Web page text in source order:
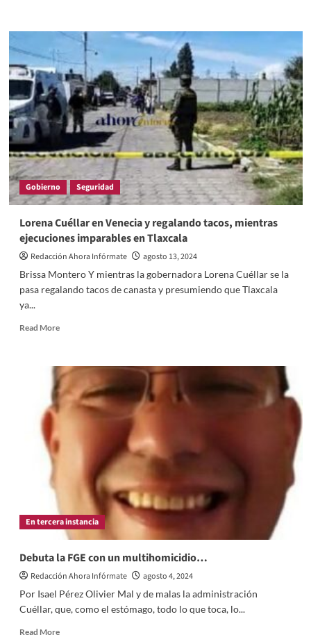
Calcinada
su
cama
fue
encontrada
mujer
en
Calpulalpan
Gobierno Seguridad
Lorena Cuéllar en Venecia y regalando tacos, mientras
ejecuciones imparables en Tlaxcala
Redacción Ahora Infórmate
agosto 13, 2024
Brissa Montero Y mientras la gobernadora Lorena Cuéllar se la
pasa regalando tacos de canasta y presumiendo que Tlaxcala
ya...
Read MoreRead
Lorena
Cuéllar
en
Venecia
tacos,
ejecuciones
imparables
Tlaxcala
En tercera instancia
Debuta la FGE con un multihomicidio…
Redacción Ahora Infórmate
agosto 4, 2024
Por Isael Pérez Olivier Mal y de malas la administración
Cuéllar, que, como el estómago, todo lo que toca, lo...
Read MoreRead